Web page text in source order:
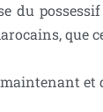
du
que
et